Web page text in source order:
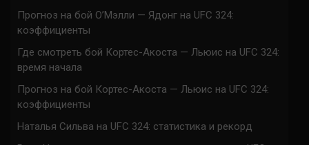
Прогноз на бой О’Мэлли — Ядонг на UFC 324:
коэффициенты
Где смотреть бой Кортес-Акоста — Льюис на UFC 324:
время начала
Прогноз на бой Кортес-Акоста — Льюис на UFC 324:
коэффициенты
Наталья Сильва на UFC 324: статистика и рекорд